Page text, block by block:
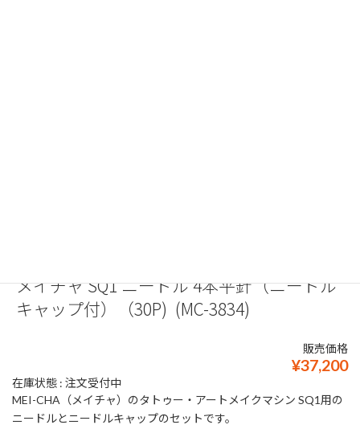
メイチャ SQ1 ニードル 4本平針（ニードル
キャップ付）（30P) (MC-3834)
販売価格
¥37,200
在庫状態 : 注文受付中
MEI-CHA（メイチャ）のタトゥー・アートメイクマシン SQ1用の
ニードルとニードルキャップのセットです。